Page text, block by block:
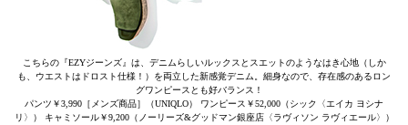
こちらの『EZYジーンズ』は、デニムらしいルックスとスエットのようなはき心地（しか
も、ウエストはドロスト仕様！）を両立した新感覚デニム。細身なので、存在感のあるロン
グワンピースとも好バランス！
パンツ￥3,990［メンズ商品］（UNIQLO） ワンピース￥52,000（シック〈エイカ ヨシナ
リ〉） キャミソール￥9,200（ノーリーズ&グッドマン銀座店〈ラヴィソン ラヴィエール〉）